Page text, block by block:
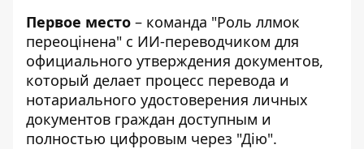
Первое место – команда "Роль ллмок
переоцінена" с ИИ-переводчиком для
официального утверждения документов,
который делает процесс перевода и
нотариального удостоверения личных
документов граждан доступным и
полностью цифровым через "Дію".